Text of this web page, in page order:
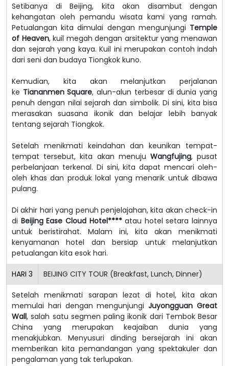
Setibanya di Beijing, kita akan disambut dengan
kehangatan oleh pemandu wisata kami yang ramah.
Petualangan kita dimulai dengan mengunjungi Temple
of Heaven, kuil megah dengan arsitektur yang menawan
dan sejarah yang kaya. Kuil ini merupakan contoh indah
dari seni dan budaya Tiongkok kuno.
Kemudian, kita akan melanjutkan perjalanan
ke Tiananmen Square, alun-alun terbesar di dunia yang
penuh dengan nilai sejarah dan simbolik. Di sini, kita bisa
merasakan suasana ikonik dan belajar lebih banyak
tentang sejarah Tiongkok.
Setelah menikmati keindahan dan keunikan tempat-
tempat tersebut, kita akan menuju Wangfujing, pusat
perbelanjaan terkenal. Di sini, kita dapat mencari oleh-
oleh khas dan produk lokal yang menarik untuk dibawa
pulang.
Di akhir hari yang penuh penjelajahan, kita akan check-in
di Beijing Ease Cloud Hotel****atau hotel setara lainnya
untuk beristirahat. Malam ini, kita akan menikmati
kenyamanan hotel dan bersiap untuk melanjutkan
petualangan kita esok hari.
HARI 3 BEIJING CITY TOUR (Breakfast, Lunch, Dinner)
Setelah menikmati sarapan lezat di hotel, kita akan
memulai hari dengan mengunjungiJuyongguan Great
Wall, salah satu segmen paling ikonik dari Tembok Besar
China yang merupakan keajaiban dunia yang
menakjubkan. Menyusuri dinding bersejarah ini akan
memberikan kita pemandangan yang spektakuler dan
pengalaman yang tak terlupakan.